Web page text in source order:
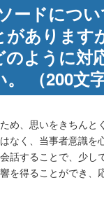
ードにつ
あります
ように対
（200文字
め、思いをきちんと
なく、当事者意識
話することで、少し
を得ることができ